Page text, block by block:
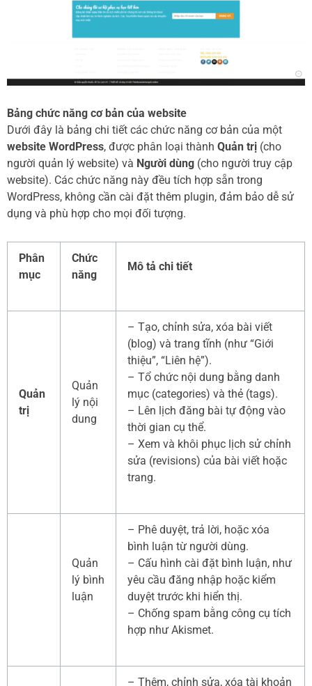
Bảng chức năng cơ bản của website
Dưới đây là bảng chi tiết các chức năng cơ bản của một
website WordPress, được phân loại thành Quản trị (cho
người quản lý website) và Người dùng (cho người truy cập
website). Các chức năng này đều tích hợp sẵn trong
WordPress, không cần cài đặt thêm plugin, đảm bảo dễ sử
dụng và phù hợp cho mọi đối tượng.
Phân
mục
Chức
năng
Mô tả chi tiết
Quản
trị
Quản
lý nội
dung
– Tạo, chỉnh sửa, xóa bài viết
(blog) và trang tĩnh (như “Giới
thiệu”, “Liên hệ”).
– Tổ chức nội dung bằng danh
mục (categories) và thẻ (tags).
– Lên lịch đăng bài tự động vào
thời gian cụ thể.
– Xem và khôi phục lịch sử chỉnh
sửa (revisions) của bài viết hoặc
trang.
Quản
lý bình
luận
– Phê duyệt, trả lời, hoặc xóa
bình luận từ người dùng.
– Cấu hình cài đặt bình luận, như
yêu cầu đăng nhập hoặc kiểm
duyệt trước khi hiển thị.
– Chống spam bằng công cụ tích
hợp như Akismet.
– Thêm, chỉnh sửa, xóa tài khoản